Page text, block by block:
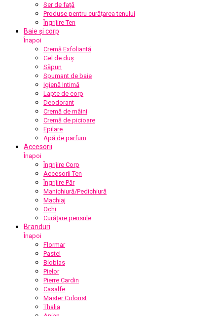
Ser de față
Produse pentru curățarea tenului
Îngrijire Ten
Baie și corp
Înapoi
Cremă Exfoliantă
Gel de duș
Săpun
Spumant de baie
Igienă Intimă
Lapte de corp
Deodorant
Cremă de mâini
Cremă de picioare
Epilare
Apă de parfum
Accesorii
Înapoi
Îngrijire Corp
Accesorii Ten
Îngrijire Păr
Manichiură/Pedichiură
Machiaj
Ochi
Curățare pensule
Branduri
Înapoi
Flormar
Pastel
Bioblas
Pielor
Pierre Cardin
Casalfe
Master Colorist
Thalia